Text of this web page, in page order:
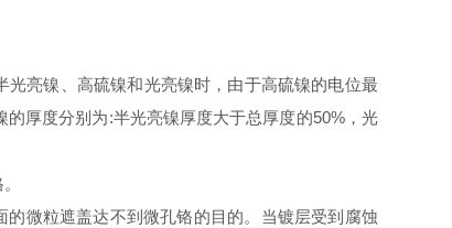
光亮镍、高硫镍和光亮镍时，由于高硫镍的电位最
的厚度分别为:半光亮镍厚度大于总厚度的50%，光
的微粒遮盖达不到微孔铬的目的。当镀层受到腐蚀